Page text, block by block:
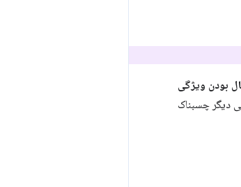
بودن ویژگی
دیگر چسبناک